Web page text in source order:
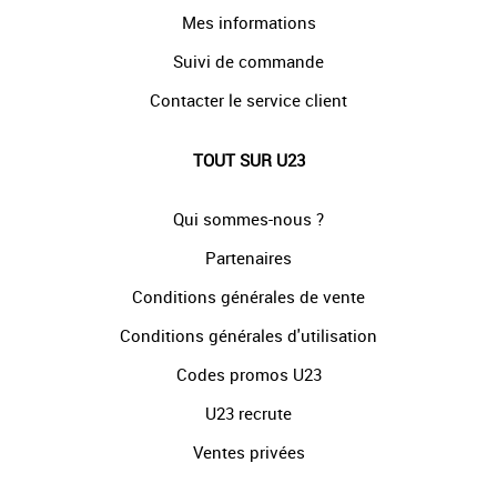
Mes informations
Suivi de commande
Contacter le service client
TOUT SUR U23
Qui sommes-nous ?
Partenaires
Conditions générales de vente
Conditions générales d'utilisation
Codes promos U23
U23 recrute
Ventes privées